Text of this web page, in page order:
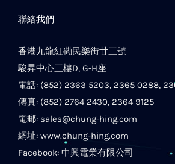
聯絡我們
香港九龍紅磡民樂街廿三號
駿昇中心三樓D, G-H座
電話: (852) 2363 5203, 2365 0288,
傳真: (852) 2764 2430, 2364 9125
電郵: sales@chung-hing.com
網址: www.chung-hing.com
Facebook: 中興電業有限公司